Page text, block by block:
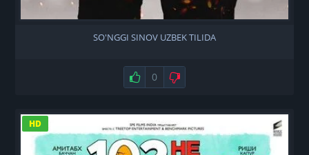
SO'NGGI SINOV UZBEK TILIDA
Нравится
0 Не нравится
HD